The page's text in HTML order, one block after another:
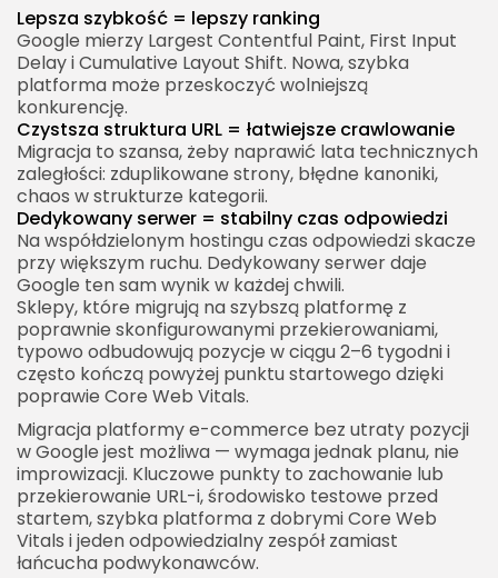
Lepsza szybkość = lepszy ranking
Google mierzy Largest Contentful Paint, First Input
Delay i Cumulative Layout Shift. Nowa, szybka
platforma może przeskoczyć wolniejszą
konkurencję.
Czystsza struktura URL = łatwiejsze crawlowanie
Migracja to szansa, żeby naprawić lata technicznych
zaległości: zduplikowane strony, błędne kanoniki,
chaos w strukturze kategorii.
Dedykowany serwer = stabilny czas odpowiedzi
Na współdzielonym hostingu czas odpowiedzi skacze
przy większym ruchu. Dedykowany serwer daje
Google ten sam wynik w każdej chwili.
Sklepy, które migrują na szybszą platformę z
poprawnie skonfigurowanymi przekierowaniami,
typowo odbudowują pozycje w ciągu 2–6 tygodni i
często kończą powyżej punktu startowego dzięki
poprawie Core Web Vitals.
Migracja platformy e-commerce bez utraty pozycji
w Google jest możliwa — wymaga jednak planu, nie
improwizacji. Kluczowe punkty to zachowanie lub
przekierowanie URL-i, środowisko testowe przed
startem, szybka platforma z dobrymi Core Web
Vitals i jeden odpowiedzialny zespół zamiast
łańcucha podwykonawców.